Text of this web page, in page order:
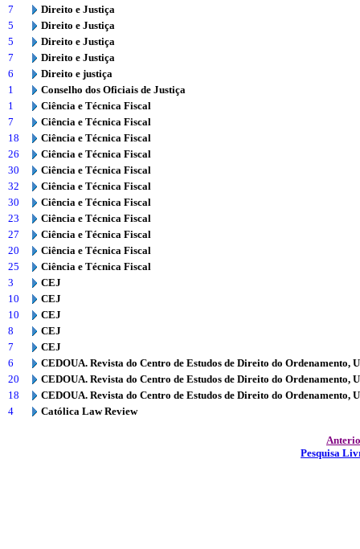
7
Direito e Justiça
5
Direito e Justiça
5
Direito e Justiça
7
Direito e Justiça
6
Direito e justiça
1
Conselho dos Oficiais de Justiça
1
Ciência e Técnica Fiscal
7
Ciência e Técnica Fiscal
18
Ciência e Técnica Fiscal
26
Ciência e Técnica Fiscal
30
Ciência e Técnica Fiscal
32
Ciência e Técnica Fiscal
30
Ciência e Técnica Fiscal
23
Ciência e Técnica Fiscal
27
Ciência e Técnica Fiscal
20
Ciência e Técnica Fiscal
25
Ciência e Técnica Fiscal
3
CEJ
10
CEJ
10
CEJ
8
CEJ
7
CEJ
6
CEDOUA. Revista do Centro de Estudos de Direito do Ordenamento,
20
CEDOUA. Revista do Centro de Estudos de Direito do Ordenamento,
18
CEDOUA. Revista do Centro de Estudos de Direito do Ordenamento,
4
Católica Law Review
Pesquisa